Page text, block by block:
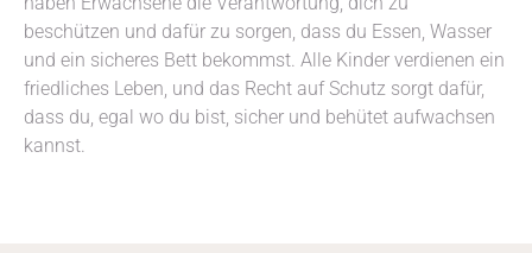
beschützen und dafür zu sorgen, dass du Essen, Wasser
und ein sicheres Bett bekommst. Alle Kinder verdienen ein
friedliches Leben, und das Recht auf Schutz sorgt dafür,
dass du, egal wo du bist, sicher und behütet aufwachsen
kannst.